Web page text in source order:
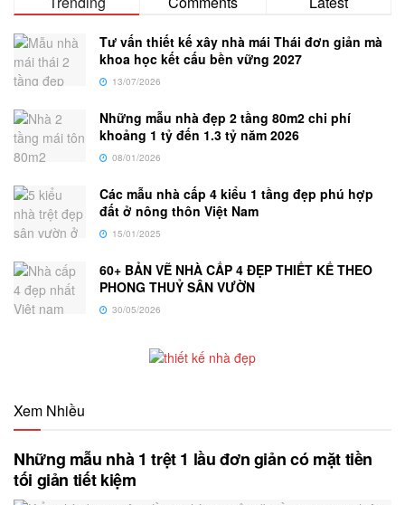
Tư vấn thiết kế xây nhà mái Thái đơn giản mà
khoa học kết cấu bền vững 2027
13/07/2026
Những mẫu nhà đẹp 2 tầng 80m2 chi phí
khoảng 1 tỷ đến 1.3 tỷ năm 2026
08/01/2026
Các mẫu nhà cấp 4 kiểu 1 tầng đẹp phú hợp
đất ở nông thôn Việt Nam
15/01/2025
60+ BẢN VẼ NHÀ CẤP 4 ĐẸP THIẾT KẾ THEO
PHONG THUỶ SÂN VƯỜN
30/05/2026
Xem Nhiều
Những mẫu nhà 1 trệt 1 lầu đơn giản có mặt tiền
tối giản tiết kiệm